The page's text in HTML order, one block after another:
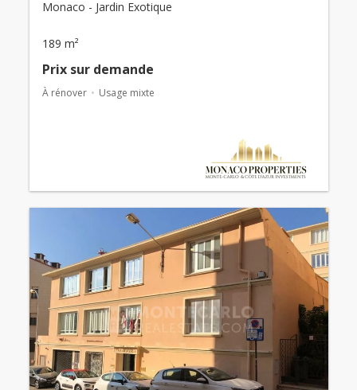
Monaco - Jardin Exotique
189 m²
Prix ​​sur demande
À rénover Usage mixte